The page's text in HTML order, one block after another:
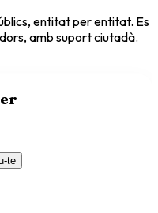
entitat per entitat. Es
amb suport ciutadà.
te